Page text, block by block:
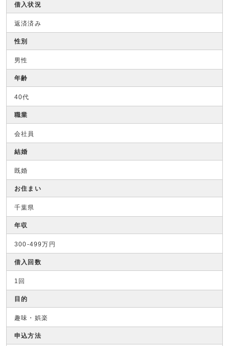
借入状況
返済済み
性別
男性
年齢
40代
職業
会社員
結婚
既婚
お住まい
千葉県
年収
300-499万円
借入回数
1回
目的
趣味・娯楽
申込方法